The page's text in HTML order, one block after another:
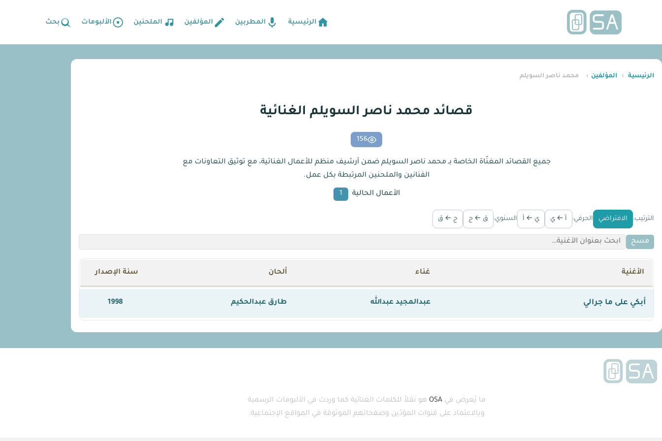
الرئيسية المطربين المؤلفين الملحنين الألبومات بحث
الرئيسية › المؤلفين › محمد ناصر السويلم
قصائد محمد ناصر السويلم الغنائية
156
جميع القصائد المغنّاة الخاصة بـ محمد ناصر السويلم ضمن أرشيف منظم للأعمال الغنائية، مع توثيق التعاونات مع
الفنانين والملحنين المرتبطة بكل عمل.
الأعمال الحالية 1
الترتيب: الافتراضي الحرفي: أ ← ي ي ← أ السنوي: ق ← ج ج ← ق
مسح
الأغنية غناء ألحان سنة الإصدار
أبكي على ما جرالي عبدالمجيد عبدالله طارق عبدالحكيم 1998
ما يُعرض فيOSA هو نقلاً للكلمات الغنائية كما وردت في الألبومات الرسمية
وبالاعتماد على قنوات المؤدّين وصفحاتهم الموثوقة في المواقع الإجتماعية.